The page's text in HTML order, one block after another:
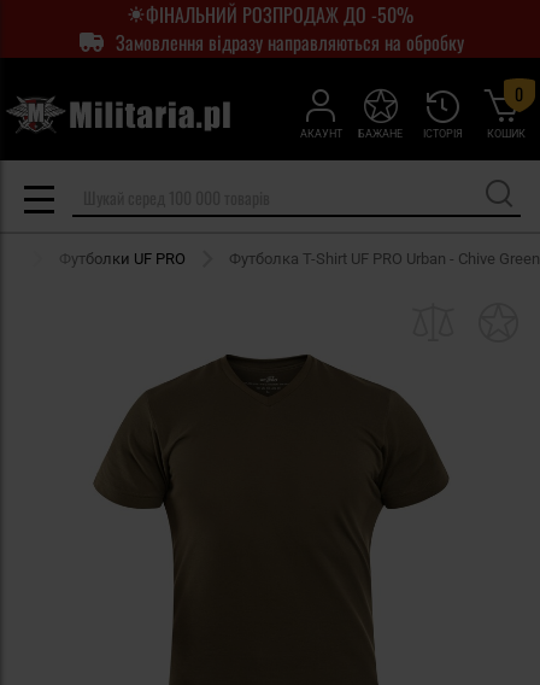
ФІНАЛЬНИЙ РОЗПРОДАЖ ДО -50%
Замовлення відразу направляються на обробку
АКАУНТ ІСТОРІЯ
БАЖАНЕ КОШИК
0
Футболки UF PRO Футболка T-Shirt UF PRO Urban - Chive Green